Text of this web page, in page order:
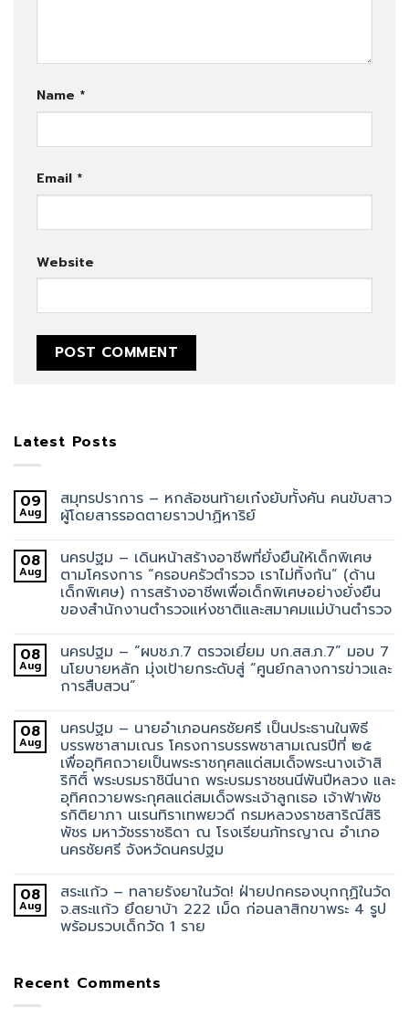
Name *
Email *
Website
Latest Posts
09
Aug
สมุทรปราการ – หกล้อชนท้ายเก๋งยับทั้งคัน คนขับสาว
ผู้โดยสารรอดตายราวปาฏิหาริย์
08
Aug
นครปฐม – เดินหน้าสร้างอาชีพที่ยั่งยืนให้เด็กพิเศษ
ตามโครงการ “ครอบครัวตำรวจ เราไม่ทิ้งกัน” (ด้าน
เด็กพิเศษ) การสร้างอาชีพเพื่อเด็กพิเศษอย่างยั่งยืน
ของสำนักงานตำรวจแห่งชาติและสมาคมแม่บ้านตำรวจ
08
Aug
นครปฐม – “ผบช.ภ.7 ตรวจเยี่ยม บก.สส.ภ.7” มอบ 7
นโยบายหลัก มุ่งเป้ายกระดับสู่ “ศูนย์กลางการข่าวและ
การสืบสวน”
08
Aug
นครปฐม – นายอำเภอนครชัยศรี เป็นประธานในพิธี
บรรพชาสามเณร โครงการบรรพชาสามเณรปีที่ ๒๕
เพื่ออุทิศถวายเป็นพระราชกุศลแด่สมเด็จพระนางเจ้าสิ
ริกิติ์ พระบรมราชินีนาถ พระบรมราชชนนีพันปีหลวง และ
อุทิศถวายพระกุศลแด่สมเด็จพระเจ้าลูกเธอ เจ้าฟ้าพัช
รกิติยาภา นเรนทิราเทพยวดี กรมหลวงราชสาริณีสิริ
พัชร มหาวัชรราชธิดา ณ โรงเรียนภัทรญาณ อำเภอ
นครชัยศรี จังหวัดนครปฐม
08
Aug
สระแก้ว – ทลายรังยาในวัด! ฝ่ายปกครองบุกกุฏิในวัด
จ.สระแก้ว ยึดยาบ้า 222 เม็ด ก่อนลาสิกขาพระ 4 รูป
พร้อมรวบเด็กวัด 1 ราย
Recent Comments